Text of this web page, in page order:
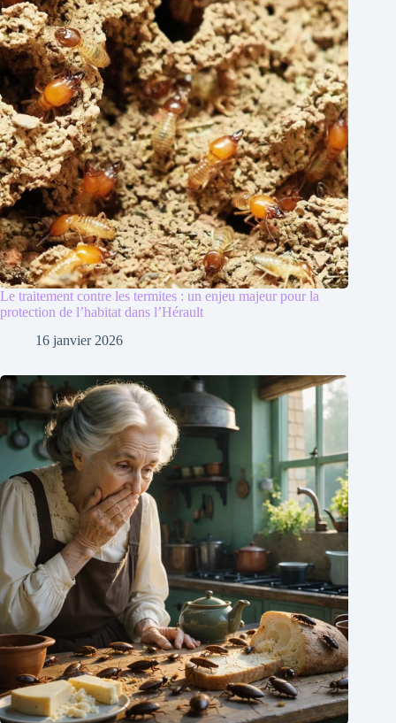
Le traitement contre les termites : un enjeu majeur pour la
protection de l’habitat dans l’Hérault
16 janvier 2026